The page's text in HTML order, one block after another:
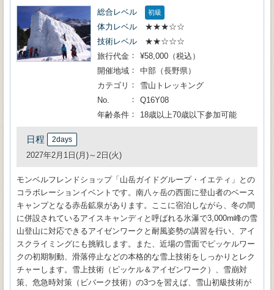
総合レベル 初級
体力レベル
★★★☆☆
技術レベル
★★☆☆☆
旅行代金
¥58,000（税込）
開催地域
中部（長野県）
カテゴリ
雪山トレッキング
No.
Q16Y08
年齢条件
18歳以上70歳以下参加可能
日程 2days
2027年2月1日(月)～2日(火)
モンベルフレンドショップ「山岳ガイドグループ・イエティ」との
コラボレーションイベントです。南八ヶ岳の西面に登山者のベース
キャンプとなる赤岳鉱泉があります。ここに宿泊しながら、冬の間
に併設されているアイスキャンディと呼ばれる氷瀑で3,000m峰の雪
山登山に対応できるアイゼンワークと耐風姿勢の講習を行い、アイ
スクライミングにも挑戦します。また、近場の雪面でピッケルワー
クの初期制動、滑落停止などの本格的な雪上技術をしっかりとレク
チャーします。雪上技術（ピッケル＆アイゼンワーク）、雪崩対
策、危急時対策（ビバーク技術）の3つを習えば、雪山初級技術が